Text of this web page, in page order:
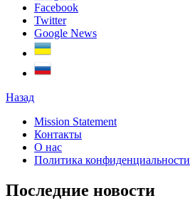
Facebook
Twitter
Google News
Назад
Mission Statement
Контакты
О нас
Политика конфиденциальности
Последние новости